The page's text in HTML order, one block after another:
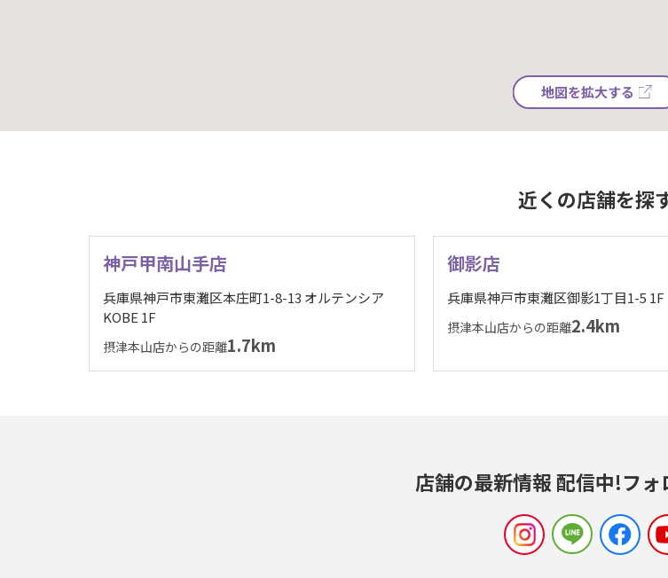
地図を拡大する
近くの店舗を探
神戸甲南山手店
兵庫県神戸市東灘区本庄町1-8-13 オルテンシア
KOBE 1F
摂津本山店からの距離1.7km
御影店
兵庫県神戸市東灘区御影1丁目1-5 1F
摂津本山店からの距離2.4km
店舗の最新情報 配信中!フォ